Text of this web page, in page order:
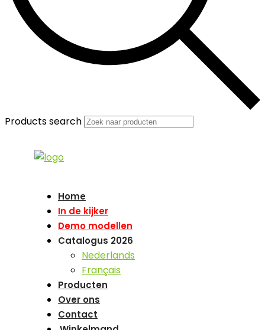
Products search
Home
In de kijker
Demo modellen
Catalogus 2026
Nederlands
Français
Producten
Over ons
Contact